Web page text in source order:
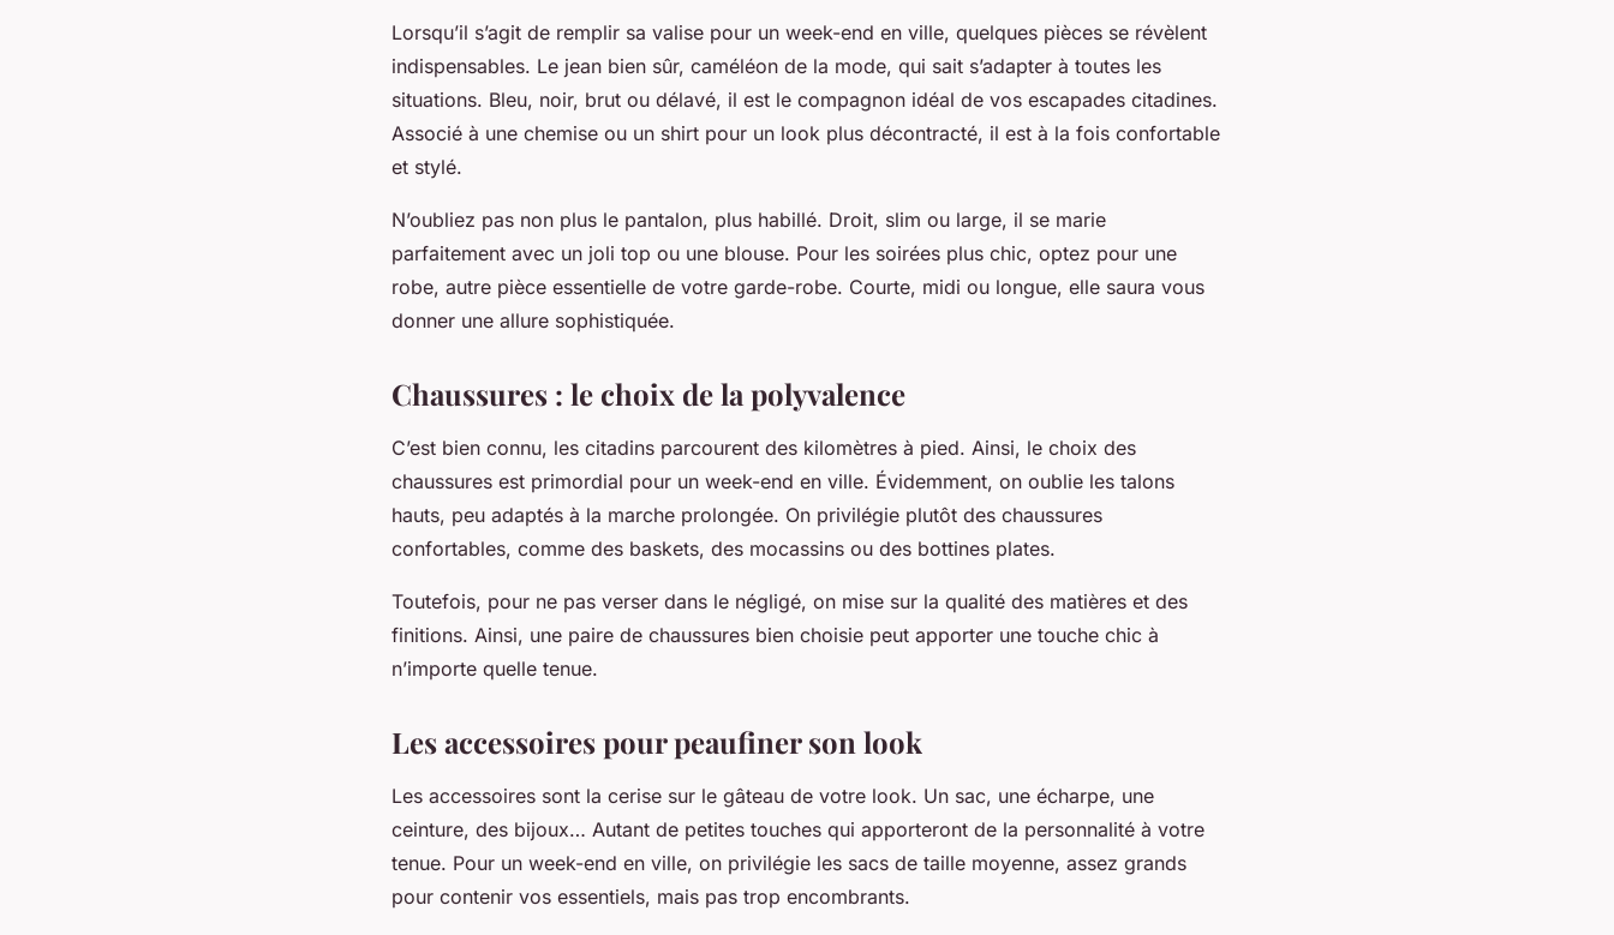
Lorsqu’il s’agit de remplir sa valise pour un week-end en ville, quelques pièces se révèlent
indispensables. Le jean bien sûr, caméléon de la mode, qui sait s’adapter à toutes les
situations. Bleu, noir, brut ou délavé, il est le compagnon idéal de vos escapades citadines.
Associé à une chemise ou un shirt pour un look plus décontracté, il est à la fois confortable
et stylé.
N’oubliez pas non plus le pantalon, plus habillé. Droit, slim ou large, il se marie
parfaitement avec un joli top ou une blouse. Pour les soirées plus chic, optez pour une
robe, autre pièce essentielle de votre garde-robe. Courte, midi ou longue, elle saura vous
donner une allure sophistiquée.
Chaussures : le choix de la polyvalence
C’est bien connu, les citadins parcourent des kilomètres à pied. Ainsi, le choix des
chaussures est primordial pour un week-end en ville. Évidemment, on oublie les talons
hauts, peu adaptés à la marche prolongée. On privilégie plutôt des chaussures
confortables, comme des baskets, des mocassins ou des bottines plates.
Toutefois, pour ne pas verser dans le négligé, on mise sur la qualité des matières et des
finitions. Ainsi, une paire de chaussures bien choisie peut apporter une touche chic à
n’importe quelle tenue.
Les accessoires pour peaufiner son look
Les accessoires sont la cerise sur le gâteau de votre look. Un sac, une écharpe, une
ceinture, des bijoux… Autant de petites touches qui apporteront de la personnalité à votre
tenue. Pour un week-end en ville, on privilégie les sacs de taille moyenne, assez grands
pour contenir vos essentiels, mais pas trop encombrants.